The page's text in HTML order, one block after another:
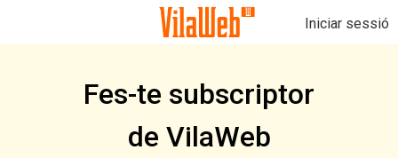
Iniciar sessió
Fes-te subscriptor
de VilaWeb